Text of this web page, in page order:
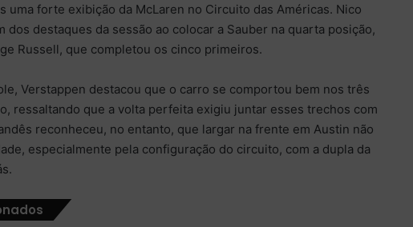
uma forte exibição da McLaren no Circuito das Américas. Nico
dos destaques da sessão ao colocar a Sauber na quarta posição,
Russell, que completou os cinco primeiros.
Verstappen destacou que o carro se comportou bem nos três
ressaltando que a volta perfeita exigiu juntar esses trechos com
reconheceu, no entanto, que largar na frente em Austin não
especialmente pela configuração do circuito, com a dupla da